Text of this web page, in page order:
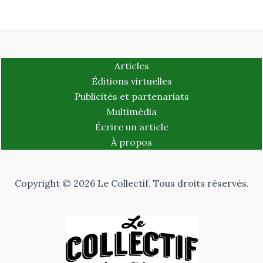
Articles
Éditions virtuelles
Publicités et partenariats
Multimédia
Écrire un article
À propos
Copyright © 2026 Le Collectif. Tous droits réservés.